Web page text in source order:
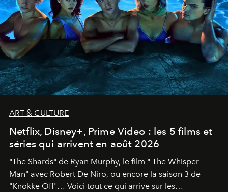
ART & CULTURE
Netflix, Disney+, Prime Video : les 5 films et
séries qui arrivent en août 2026
"The Shards" de Ryan Murphy, le film " The Whisper
Man" avec Robert De Niro, ou encore la saison 3 de
"Knokke Off"… Voici tout ce qui arrive sur les